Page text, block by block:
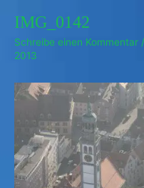
IMG_0142
Schreibe einen Kommentar
2013